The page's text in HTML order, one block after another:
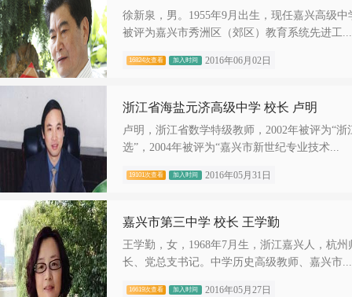
徐新泉，男。1955年9月出生，现任嘉兴高级
被评为嘉兴市秀洲区（郊区）教育系统先进工...
16824次查看 加入时间 2016年06月02日
浙江省海盐元济高级中学 校长 卢明
卢明，浙江省数学特级教师，2002年被评为“
选”，2004年被评为“嘉兴市新世纪专业技术...
19101次查看 加入时间 2016年05月31日
嘉兴市第三中学 校长 王学勤
王学勤，女，1968年7月生，浙江嘉兴人，杭
长、党总支书记。中学历史高级教师、嘉兴市...
16619次查看 加入时间 2016年05月27日